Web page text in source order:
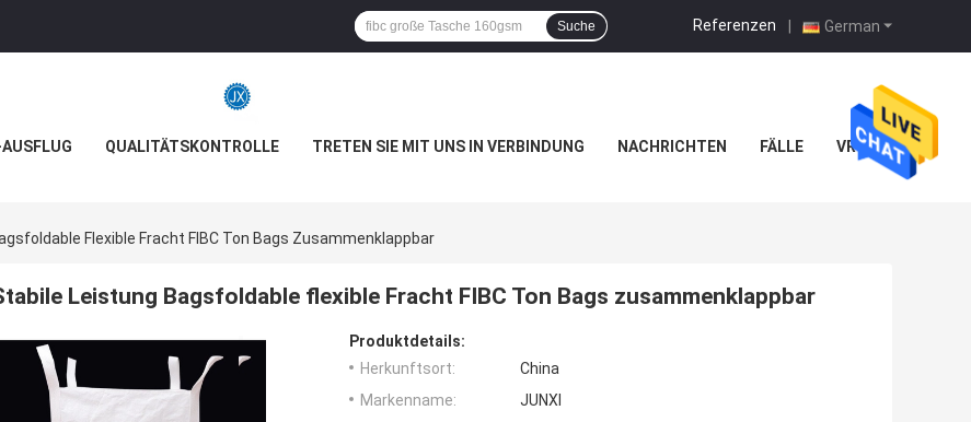
German
Referenzen |
Suche
AUSFLUG QUALITÄTSKONTROLLE TRETEN SIE MIT UNS IN VERBINDUNG NACHRICHTEN FÄLLE VR
Flexible Fracht FIBC Ton Bags Zusammenklappbar
Leistung Bagsfoldable flexible Fracht FIBC Ton Bags zusammenklappbar
Produktdetails:
Herkunftsort:
China
Markenname:
JUNXI